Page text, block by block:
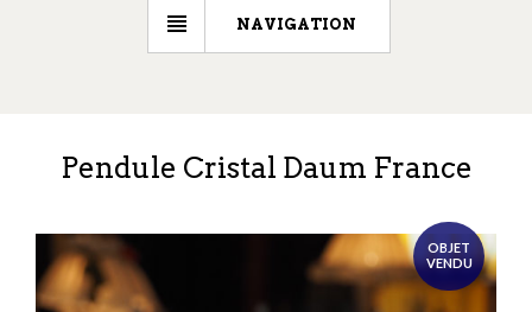
NAVIGATION
Pendule Cristal Daum France
OBJET
VENDU